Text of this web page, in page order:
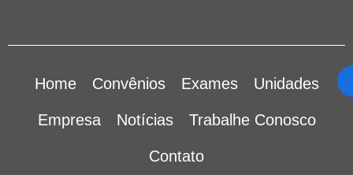
Home Convênios Exames Unidades
Empresa Notícias Trabalhe Conosco
Contato